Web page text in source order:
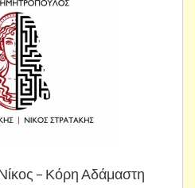
– Κόρη Αδάμαστη